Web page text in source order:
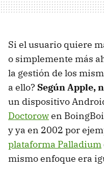
Si el usuario quiere
o simplemente más
la gestión de los
a ello? Según Apple,
un dispositivo
Doctorowen
y ya en 2002 por
plataforma Palladium
mismo enfoque era